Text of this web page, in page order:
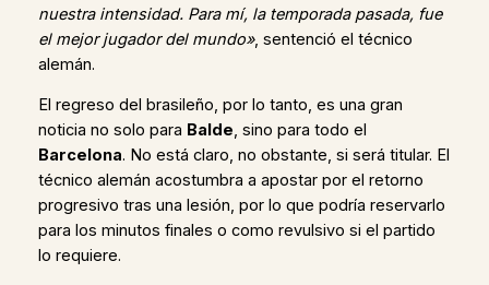
nuestra intensidad. Para mí, la temporada pasada, fue
el mejor jugador del mundo», sentenció el técnico
alemán.
El regreso del brasileño, por lo tanto, es una gran
noticia no solo para Balde, sino para todo el
Barcelona. No está claro, no obstante, si será titular. El
técnico alemán acostumbra a apostar por el retorno
progresivo tras una lesión, por lo que podría reservarlo
para los minutos finales o como revulsivo si el partido
lo requiere.